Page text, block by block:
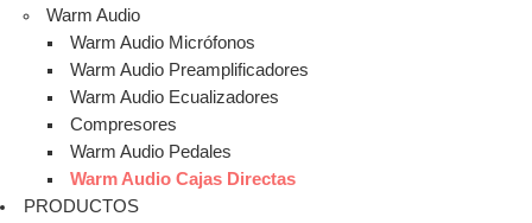
Warm Audio
Warm Audio Micrófonos
Warm Audio Preamplificadores
Warm Audio Ecualizadores
Compresores
Warm Audio Pedales
Warm Audio Cajas Directas
PRODUCTOS